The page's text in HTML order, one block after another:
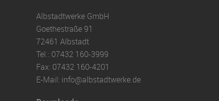
Albstadtwerke GmbH
Goethestraße 91
72461 Albstadt
Tel.: 07432 160-3999
Fax: 07432 160-4201
E-Mail: info@albstadtwerke.de